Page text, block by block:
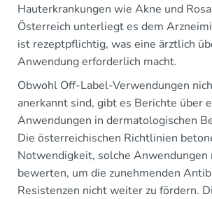
Hauterkrankungen wie Akne und
Österreich unterliegt es dem
ist rezeptpflichtig, was eine ärztlich
Anwendung erforderlich macht.
Obwohl Off-Label-Verwendungen
anerkannt sind, gibt es Berichte über
Anwendungen in dermatologischen
Die österreichischen Richtlinien
Notwendigkeit, solche Anwendungen
bewerten, um die zunehmenden
Resistenzen nicht weiter zu fördern.